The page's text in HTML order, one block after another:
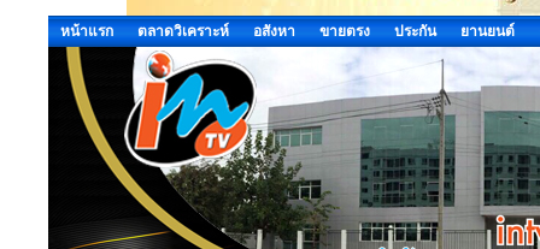
หน้าแรก ตลาดวิเคราะห์ อสังหา ขายตรง ประกัน ยานยนต์